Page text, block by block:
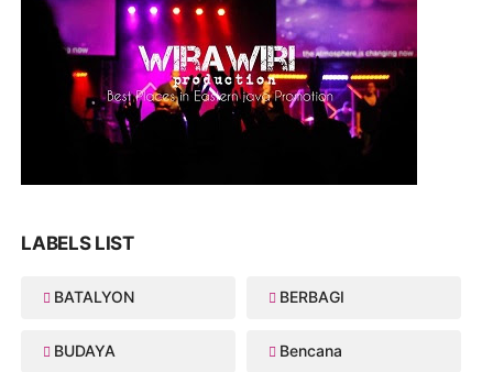
LABELS LIST
BATALYON BERBAGI
BUDAYA Bencana